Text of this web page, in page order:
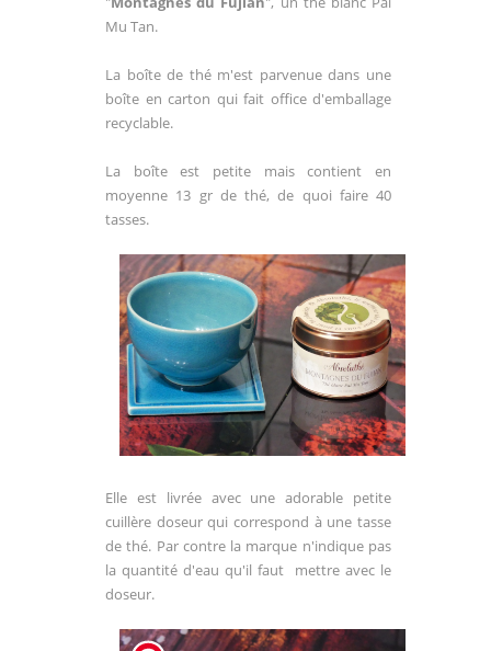
Mu Tan.
La boîte de thé m'est parvenue dans une
boîte en carton qui fait office d'emballage
recyclable.
La boîte est petite mais contient en
moyenne 13 gr de thé, de quoi faire 40
tasses.
Elle est livrée avec une adorable petite
cuillère doseur qui correspond à une tasse
de thé. Par contre la marque n'indique pas
la quantité d'eau qu'il faut mettre avec le
doseur.